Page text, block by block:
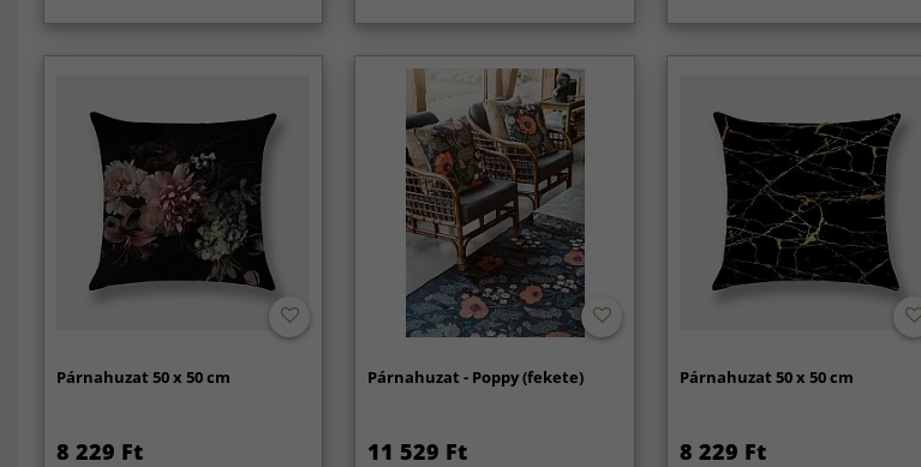
Párnahuzat 50 x 50 cm
8 229 Ft
Párnahuzat - Poppy (fekete)
11 529 Ft
Párnahuzat 50 x 50 cm
8 229 Ft